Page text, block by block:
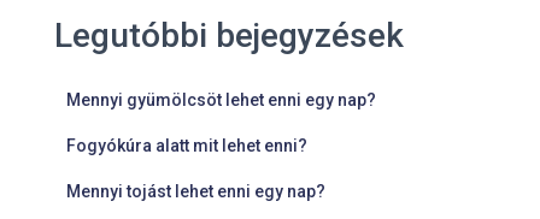
Legutóbbi bejegyzések
Mennyi gyümölcsöt lehet enni egy nap?
Fogyókúra alatt mit lehet enni?
Mennyi tojást lehet enni egy nap?